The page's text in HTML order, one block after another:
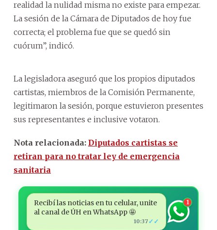
realidad la nulidad misma no existe para empezar.
La sesión de la Cámara de Diputados de hoy fue
correcta; el problema fue que se quedó sin
cuórum”, indicó.
La legisladora aseguró que los propios diputados
cartistas, miembros de la Comisión Permanente,
legitimaron la sesión, porque estuvieron presentes
sus representantes e inclusive votaron.
Nota relacionada: Diputados cartistas se
retiran para no tratar ley de emergencia
sanitaria
Recibí las noticias en tu celular, unite
al canal de ÚH en WhatsApp 🤩
10:37 ✓✓
1